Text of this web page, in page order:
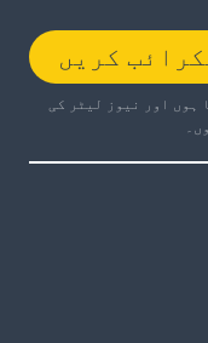
کریں
اور نیوز لیٹر کی